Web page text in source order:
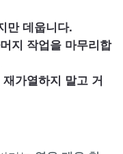
만 데웁니다.
지 작업을 마무리합
재가열하지 말고 거